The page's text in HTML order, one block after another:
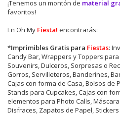
¡Tenemos un montón de material
favoritos!
En Oh My Fiesta! encontrarás:
*Imprimibles Gratis para Fiestas:
Candy Bar, Wrappers y Toppers
Souvenirs, Dulceros, Sorpresas o
Gorros, Servilleteros, Banderines,
Cajas con forma de Casa, Bolsos de
Stands para Cupcakes, Cajas con
elementos para Photo Calls,
Disfraces, Zapatos de Papel, Stickers